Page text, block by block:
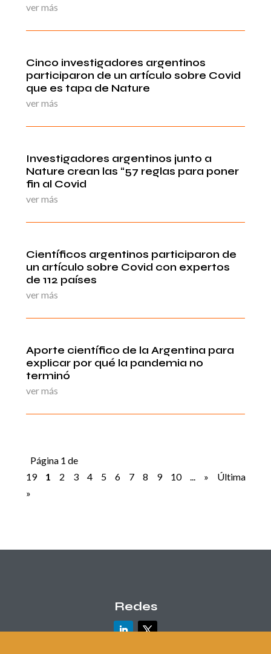
ver más
Cinco investigadores argentinos
participaron de un artículo sobre Covid
que es tapa de Nature
ver más
Investigadores argentinos junto a
Nature crean las “57 reglas para poner
fin al Covid
ver más
Científicos argentinos participaron de
un artículo sobre Covid con expertos
de 112 países
ver más
Aporte científico de la Argentina para
explicar por qué la pandemia no
terminó
ver más
Página 1 de
19
1 2 3 4 5 6 7 8 9 10 »
Última
»
Redes